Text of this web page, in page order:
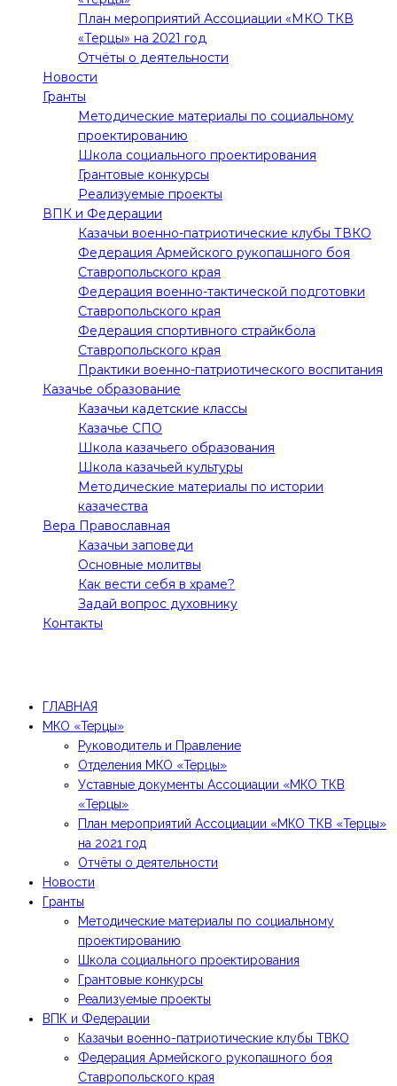
План мероприятий Ассоциации «МКО ТКВ
«Терцы» на 2021 год
Отчёты о деятельности
Новости
Гранты
Методические материалы по социальному
проектированию
Школа социального проектирования
Грантовые конкурсы
Реализуемые проекты
ВПК и Федерации
Казачьи военно-патриотические клубы ТВКО
Федерация Армейского рукопашного боя
Ставропольского края
Федерация военно-тактической подготовки
Ставропольского края
Федерация спортивного страйкбола
Ставропольского края
Практики военно-патриотического воспитания
Казачье образование
Казачьи кадетские классы
Казачье СПО
Школа казачьего образования
Школа казачьей культуры
Методические материалы по истории
казачества
Вера Православная
Казачьи заповеди
Основные молитвы
Как вести себя в храме?
Задай вопрос духовнику
Контакты
ГЛАВНАЯ
МКО «Терцы»
Руководитель и Правление
Отделения МКО «Терцы»
Уставные документы Ассоциации «МКО ТКВ
«Терцы»
План мероприятий Ассоциации «МКО ТКВ «Терцы»
на 2021 год
Отчёты о деятельности
Новости
Гранты
Методические материалы по социальному
проектированию
Школа социального проектирования
Грантовые конкурсы
Реализуемые проекты
ВПК и Федерации
Казачьи военно-патриотические клубы ТВКО
Федерация Армейского рукопашного боя
Ставропольского края